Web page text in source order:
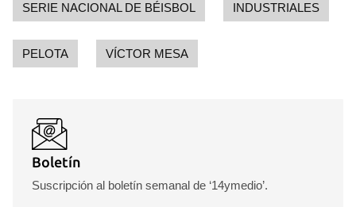
SERIE NACIONAL DE BÉISBOL INDUSTRIALES
PELOTA VÍCTOR MESA
Boletín
Suscripción al boletín semanal de ‘14ymedio’.